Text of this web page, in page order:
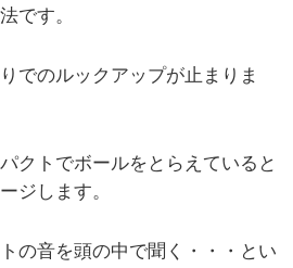
です。
でのルックアップが止まりま
クトでボールをとらえていると
ジします。
の音を頭の中で聞く・・・とい